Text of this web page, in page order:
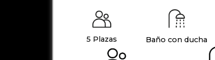
5 Plazas Baño con ducha